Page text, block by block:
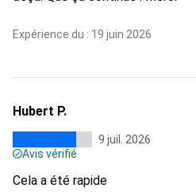
Expérience du : 19 juin 2026
Hubert P.
9 juil. 2026
Avis vérifié
Cela a été rapide